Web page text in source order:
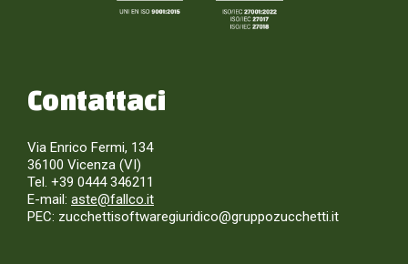
Contattaci
Via Enrico Fermi, 134
36100 Vicenza (VI)
Tel. +39 0444 346211
E-mail: aste@fallco.it
PEC: zucchettisoftwaregiuridico@gruppozucchetti.it